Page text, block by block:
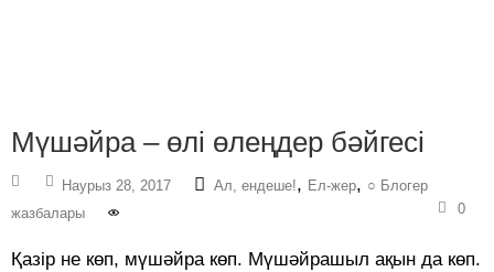
Мүшəйра – өлі өлеңдер бəйгесі
Наурыз 28, 2017 Ал, ендеше!, Ел-жер, ○ Блогер
жазбалары
0
Қазір не көп, мүшәйра көп. Мүшәйрашыл ақын да көп.